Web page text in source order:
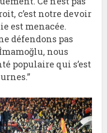
c’est notre devoir
est menacée.
défendons pas
nous
populaire qui s’est